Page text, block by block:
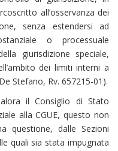
all’osservanza dei
senza estendersi ad
o processuale
giurisdizione speciale,
dei limiti interni a
Stefano, Rv. 657215-01).
il Consiglio di Stato
alla CGUE, questo non
questione, dalle Sezioni
quali sia stata impugnata